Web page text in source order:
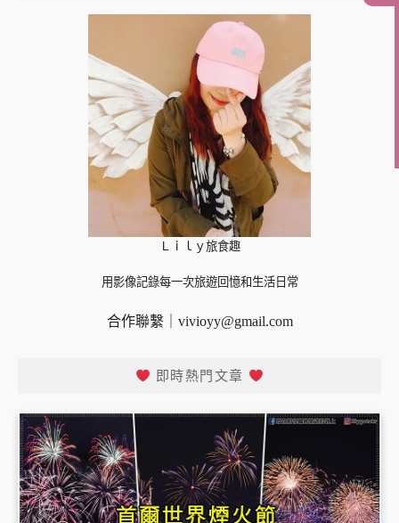
Ｌｉｌｙ旅食趣
用影像記錄每一次旅遊回憶和生活日常
合作聯繫｜ vivioyy@gmail.com
即時熱門文章